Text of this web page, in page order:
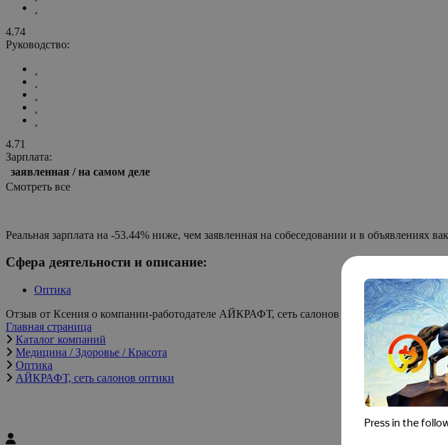
4.74
Руководство:
4.71
Зарплата:
заявленная / на самом деле
Смотреть все
Сфера деятельности и описание:
Оптика
Отзыв от Ксения о компании-работодателе АЙКРАФТ, сеть салонов оптики
Главная страница
Каталог компаний
Медицина / Здоровье / Красота
Оптика
АЙКРАФТ, сеть салонов оптики